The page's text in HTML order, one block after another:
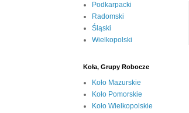
Podkarpacki
Radomski
Śląski
Wielkopolski
Koła, Grupy Robocze
Koło Mazurskie
Koło Pomorskie
Koło Wielkopolskie